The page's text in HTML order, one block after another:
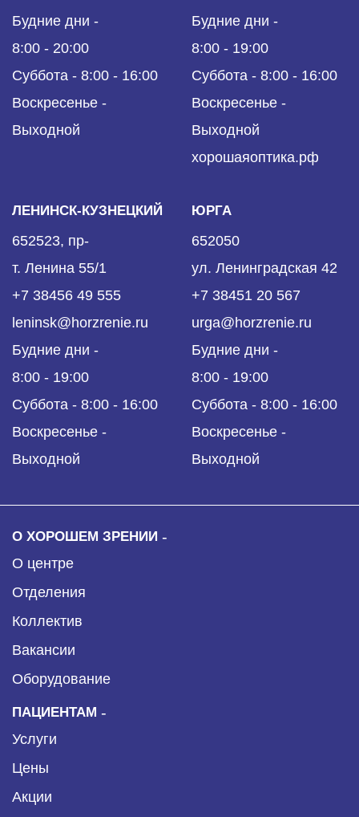
Будние дни -
8:00 - 20:00
Суббота - 8:00 - 16:00
Воскресенье -
Выходной
Будние дни -
8:00 - 19:00
Суббота - 8:00 - 16:00
Воскресенье -
Выходной
хорошаяоптика.рф
ЛЕНИНСК-КУЗНЕЦКИЙ
652523, пр-
т. Ленина 55/1
+7 38456 49 555
leninsk@horzrenie.ru
Будние дни -
8:00 - 19:00
Суббота - 8:00 - 16:00
Воскресенье -
Выходной
ЮРГА
652050
ул. Ленинградская 42
+7 38451 20 567
urga@horzrenie.ru
Будние дни -
8:00 - 19:00
Суббота - 8:00 - 16:00
Воскресенье -
Выходной
О ХОРОШЕМ ЗРЕНИИ
О центре
Отделения
Коллектив
Вакансии
Оборудование
ПАЦИЕНТАМ
Услуги
Цены
Акции